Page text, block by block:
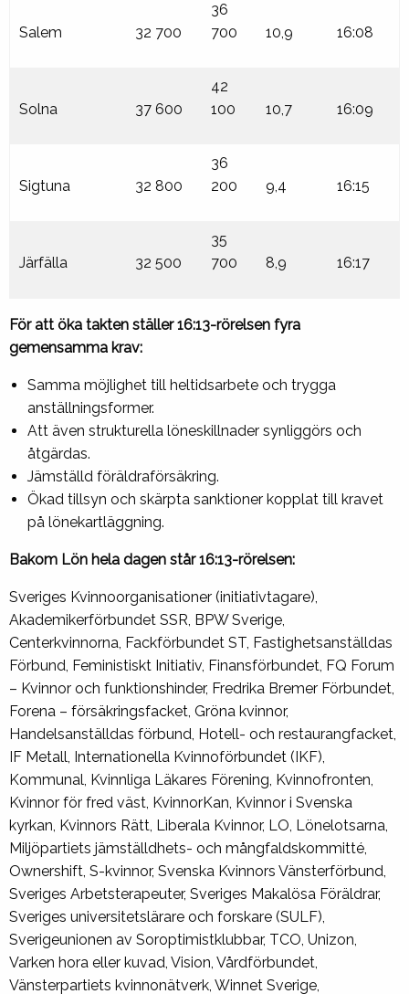
Salem 32 700
36
700
10,9 16:08
Solna 37 600
42
100
10,7 16:09
Sigtuna 32 800
36
200
9,4 16:15
Järfälla 32 500
35
700
8,9 16:17
För att öka takten ställer 16:13-rörelsen fyra
gemensamma krav:
Samma möjlighet till heltidsarbete och trygga
anställningsformer.
Att även strukturella löneskillnader synliggörs och
åtgärdas.
Jämställd föräldraförsäkring.
Ökad tillsyn och skärpta sanktioner kopplat till kravet
på lönekartläggning.
Bakom Lön hela dagen står 16:13-rörelsen:
Sveriges Kvinnoorganisationer (initiativtagare),
Akademikerförbundet SSR, BPW Sverige,
Centerkvinnorna, Fackförbundet ST, Fastighetsanställdas
Förbund, Feministiskt Initiativ, Finansförbundet, FQ Forum
– Kvinnor och funktionshinder, Fredrika Bremer Förbundet,
Forena – försäkringsfacket, Gröna kvinnor,
Handelsanställdas förbund, Hotell- och restaurangfacket,
IF Metall, Internationella Kvinnoförbundet (IKF),
Kommunal, Kvinnliga Läkares Förening, Kvinnofronten,
Kvinnor för fred väst, KvinnorKan, Kvinnor i Svenska
kyrkan, Kvinnors Rätt, Liberala Kvinnor, LO, Lönelotsarna,
Miljöpartiets jämställdhets- och mångfaldskommitté,
Ownershift, S-kvinnor, Svenska Kvinnors Vänsterförbund,
Sveriges Arbetsterapeuter, Sveriges Makalösa Föräldrar,
Sveriges universitetslärare och forskare (SULF),
Sverigeunionen av Soroptimistklubbar, TCO, Unizon,
Varken hora eller kuvad, Vision, Vårdförbundet,
Vänsterpartiets kvinnonätverk, Winnet Sverige,